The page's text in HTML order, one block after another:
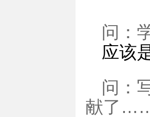
问：
应该
问：
献了……